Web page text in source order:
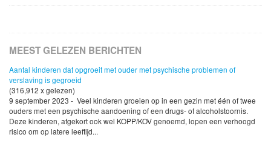
MEEST GELEZEN BERICHTEN
Aantal kinderen dat opgroeit met ouder met psychische problemen of
verslaving is gegroeid
(316,912 x gelezen)
9 september 2023 - Veel kinderen groeien op in een gezin met één of twee
ouders met een psychische aandoening of een drugs- of alcoholstoornis.
Deze kinderen, afgekort ook wel KOPP/KOV genoemd, lopen een verhoogd
risico om op latere leeftijd...